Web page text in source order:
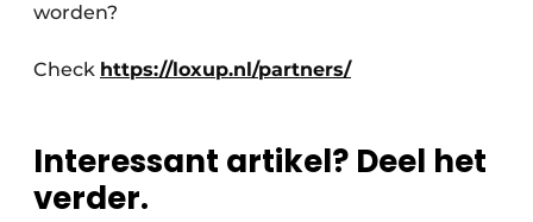
worden?
Check https://loxup.nl/partners/
Interessant artikel? Deel het
verder.